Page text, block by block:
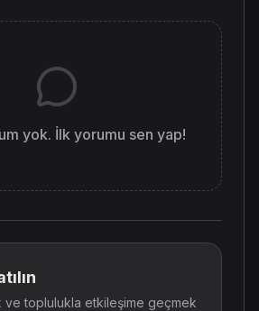
yok. İlk yorumu sen yap!
ve toplulukla etkileşime geçmek